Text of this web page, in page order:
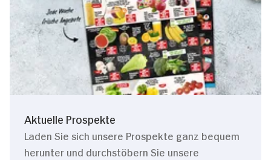
Aktuelle Prospekte
Laden Sie sich unsere Prospekte ganz bequem
herunter und durchstöbern Sie unsere